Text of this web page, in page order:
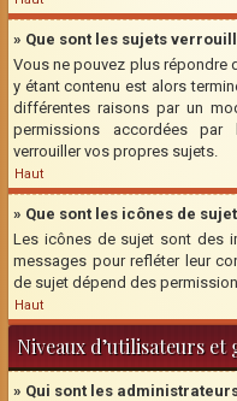
» Que sont les sujets
Vous ne pouvez plus répondre
y étant contenu est alors
différentes raisons par un
permissions accordées par
verrouiller vos propres sujets.
Haut
» Que sont les icônes de
Les icônes de sujet sont des
messages pour refléter leur
de sujet dépend des
Haut
Niveaux d’utilisateurs et
» Qui sont les